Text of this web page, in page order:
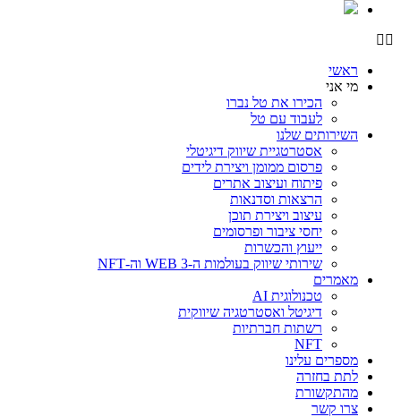
ראשי
מי אני
הכירו את טל נברו
לעבוד עם טל
השירותים שלנו
אסטרטגיית שיווק דיגיטלי
פרסום ממומן ויצירת לידים
פיתוח ועיצוב אתרים
הרצאות וסדנאות
עיצוב ויצירת תוכן
יחסי ציבור ופרסומים
ייעוץ והכשרות
שירותי שיווק בעולמות ה-WEB 3 וה-NFT
מאמרים
טכנולוגית AI
דיגיטל ואסטרטגיה שיווקית
רשתות חברתיות
NFT
מספרים עלינו
לתת בחזרה
מהתקשורת
צרו קשר